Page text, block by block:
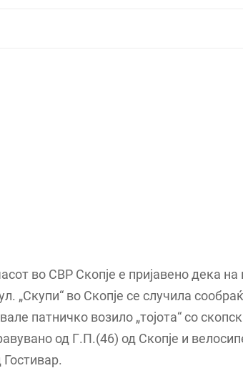
во СВР Скопје е пријавено дека на
„Скупи“ во Скопје се случила
патничко возило „тојота“ со
од Г.П.(46) од Скопје и